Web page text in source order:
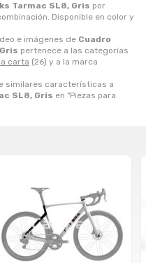
Tarmac SL8, Gris por
Disponible en color y
e imágenes de Cuadro
pertenece a las categorías
carta (26) y a la marca
similares características a
SL8, Gris en "Piezas para